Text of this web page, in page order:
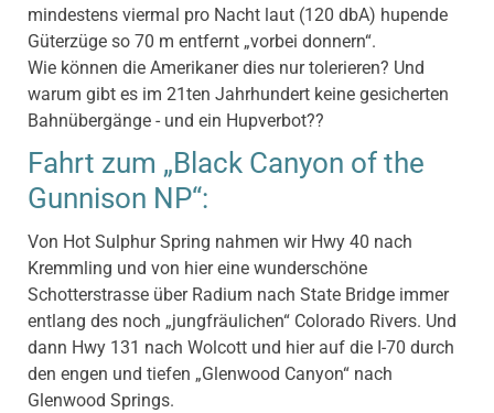
mindestens viermal pro Nacht laut (120 dbA) hupende
Güterzüge so 70 m entfernt „vorbei donnern“.
Wie können die Amerikaner dies nur tolerieren? Und
warum gibt es im 21ten Jahrhundert keine gesicherten
Bahnübergänge - und ein Hupverbot??
Fahrt zum „Black Canyon of the
Gunnison NP“:
Von Hot Sulphur Spring nahmen wir Hwy 40 nach
Kremmling und von hier eine wunderschöne
Schotterstrasse über Radium nach State Bridge immer
entlang des noch „jungfräulichen“ Colorado Rivers. Und
dann Hwy 131 nach Wolcott und hier auf die I-70 durch
den engen und tiefen „Glenwood Canyon“ nach
Glenwood Springs.